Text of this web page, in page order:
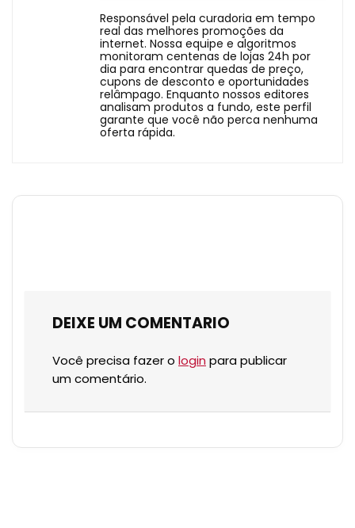
Responsável pela curadoria em tempo
real das melhores promoções da
internet. Nossa equipe e algoritmos
monitoram centenas de lojas 24h por
dia para encontrar quedas de preço,
cupons de desconto e oportunidades
relâmpago. Enquanto nossos editores
analisam produtos a fundo, este perfil
garante que você não perca nenhuma
oferta rápida.
DEIXE UM COMENTARIO
Você precisa fazer o login para publicar
um comentário.